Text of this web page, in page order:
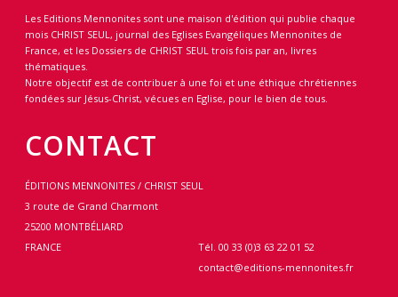
Les Editions Mennonites sont une maison d'édition qui publie chaque
mois CHRIST SEUL, journal des Eglises Evangéliques Mennonites de
France, et les Dossiers de CHRIST SEUL trois fois par an, livres
thématiques.
Notre objectif est de contribuer à une foi et une éthique chrétiennes
fondées sur Jésus-Christ, vécues en Eglise, pour le bien de tous.
CONTACT
ÉDITIONS MENNONITES / CHRIST SEUL
3 route de Grand Charmont
25200 MONTBÉLIARD
FRANCE
Tél. 00 33 (0)3 63 22 01 52
contact@editions-mennonites.fr